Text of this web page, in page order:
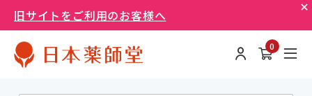
旧サイトをご利用のお客様へ
0